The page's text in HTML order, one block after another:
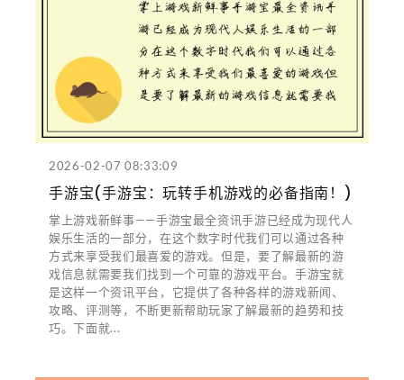
2026-02-07 08:33:09
手游宝(手游宝：玩转手机游戏的必备指南！)
掌上游戏新鲜事——手游宝最全资讯手游已经成为现代人
娱乐生活的一部分，在这个数字时代我们可以通过各种
方式来享受我们最喜爱的游戏。但是，要了解最新的游
戏信息就需要我们找到一个可靠的游戏平台。手游宝就
是这样一个资讯平台，它提供了各种各样的游戏新闻、
攻略、评测等，不断更新帮助玩家了解最新的趋势和技
巧。下面就...